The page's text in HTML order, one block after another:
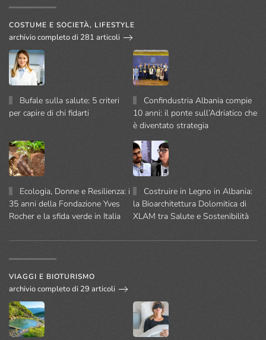
COSTUME E SOCIETÀ, LIFESTYLE
archivio completo di 281 articoli
Bufale sulla salute: 5 criteri
per capire di chi fidarti
Confindustria Albania compie
10 anni: il ponte sull’Adriatico che
è diventato strategia
Ecologia, Donne e Resilienza: i
35 anni della Fondazione Yves
Rocher e la sfida verde in Italia
Costruire in Legno in Albania:
la Bioarchitettura Dolomitica di
XLAM tra Salute e Sostenibilità
VIAGGI E BIOTURISMO
archivio completo di 29 articoli